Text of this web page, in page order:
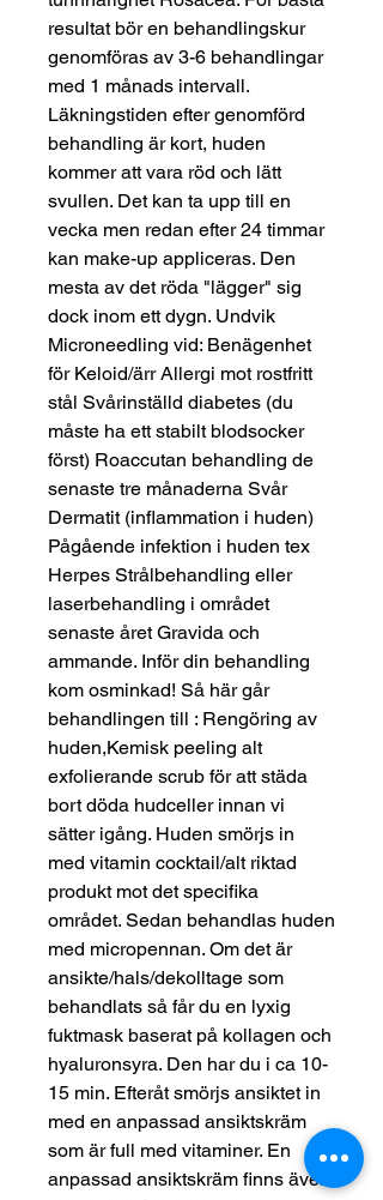
resultat bör en behandlingskur
genomföras av 3-6 behandlingar
med 1 månads intervall.
Läkningstiden efter genomförd
behandling är kort, huden
kommer att vara röd och lätt
svullen. Det kan ta upp till en
vecka men redan efter 24 timmar
kan make-up appliceras. Den
mesta av det röda "lägger" sig
dock inom ett dygn. Undvik
Microneedling vid: Benägenhet
för Keloid/ärr Allergi mot rostfritt
stål Svårinställd diabetes (du
måste ha ett stabilt blodsocker
först) Roaccutan behandling de
senaste tre månaderna Svår
Dermatit (inflammation i huden)
Pågående infektion i huden tex
Herpes Strålbehandling eller
laserbehandling i området
senaste året Gravida och
ammande. Inför din behandling
kom osminkad! Så här går
behandlingen till : Rengöring av
huden,Kemisk peeling alt
exfolierande scrub för att städa
bort döda hudceller innan vi
sätter igång. Huden smörjs in
med vitamin cocktail/alt riktad
produkt mot det specifika
området. Sedan behandlas huden
med micropennan. Om det är
ansikte/hals/dekolltage som
behandlats så får du en lyxig
fuktmask baserat på kollagen och
hyaluronsyra. Den har du i ca 10-
15 min. Efteråt smörjs ansiktet in
med en anpassad ansiktskräm
som är full med vitaminer. En
anpassad ansiktskräm finns även